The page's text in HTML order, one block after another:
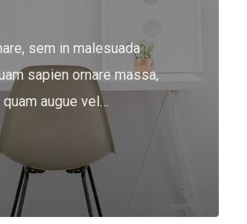
sem in malesuada
sapien ornare massa,
augue vel…